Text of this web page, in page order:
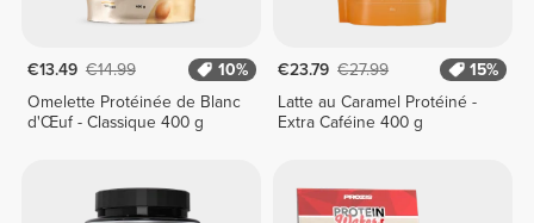
€13.49 €14.99
10%
Omelette Protéinée de Blanc
d'Œuf - Classique 400 g
€23.79 €27.99
15%
Latte au Caramel Protéiné -
Extra Caféine 400 g